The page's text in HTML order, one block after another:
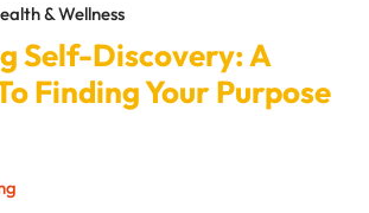
& Wellness
Self-Discovery: A
Finding Your Purpose